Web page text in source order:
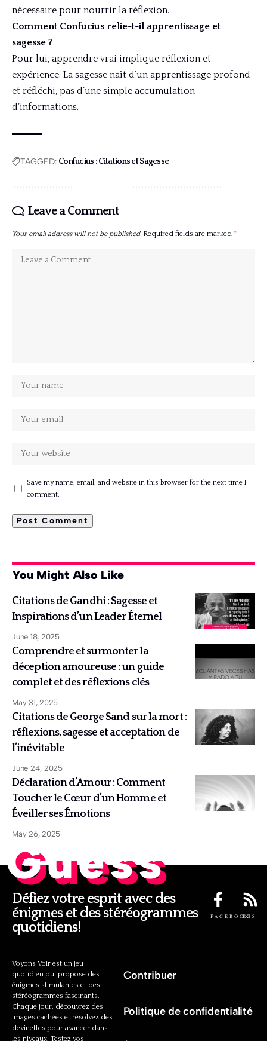
nécessaire pour nourrir la réflexion.
Comment Confucius relie-t-il apprentissage et
sagesse ?
Pour lui, apprendre vrai implique réflexion et
expérience. La sagesse naît d’un apprentissage profond
et réfléchi, pas d’une simple accumulation
d’informations.
TAGGED: Confucius : Citations et Sagesse
Leave a Comment
Your email address will not be published. Required fields are marked *
Save my name, email, and website in this browser for the next time I
comment.
You Might Also Like
Citations de Gandhi : Sagesse et
Inspirations d’un Leader Éternel
June 18, 2025
Comprendre et surmonter la
déception amoureuse : un guide
complet et des réflexions clés
May 31, 2025
Citations de George Sand sur la mort :
réflexions, sagesse et acceptation de
l’inévitable
June 24, 2025
Déclaration d’Amour : Comment
Toucher le Cœur d’un Homme et
Éveiller ses Émotions
May 26, 2025
Guess
Défiez votre esprit avec des
énigmes et des stéréogrammes
quotidiens!
FACEBOOKRSS
Voyons Voir est un jeu
quotidien qui propose des
énigmes stimulantes et des
stéréogrammes fascinants.
Chaque jour, découvrez des
images cachées et résolvez des
devinettes pour avancer dans
les niveaux. Testez vos
Contribuer
Politique de confidentialité